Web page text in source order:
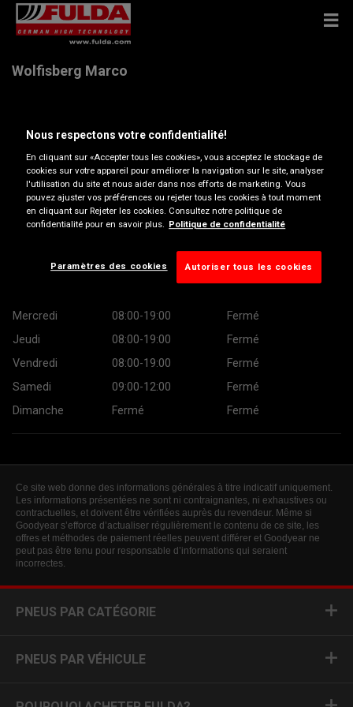
Wolfisberg Marco
Ouvrir directions
mirko.wolfisberg@wolfisa.ch
Montag 08:30-12:00
13:00-18:30
Mercredi
08:00-19:00
Fermé
Jeudi
08:00-19:00
Fermé
Vendredi
08:00-19:00
Fermé
Samedi
09:00-12:00
Fermé
Dimanche
Fermé Fermé
Ce site web donne des informations générales à titre indicatif uniquement.
Les informations présentées ne sont ni contraignantes, ni exhaustives ou
contractuelles, et doivent être vérifiées auprès du revendeur. Même si
Goodyear s’efforce d’actualiser régulièrement le contenu de ce site, les
offres et méthodes de paiement réelles peuvent différer et Goodyear ne
peut pas être tenu pour responsable d’informations qui seraient
incorrectes.
PNEUS PAR CATÉGORIE
PNEUS PAR VÉHICULE
Nous respectons votre confidentialité!
En cliquant sur «Accepter tous les cookies», vous acceptez le stockage de
cookies sur votre appareil pour améliorer la navigation sur le site, analyser
l'utilisation du site et nous aider dans nos efforts de marketing. Vous
pouvez ajuster vos préférences ou rejeter tous les cookies à tout moment
en cliquant sur Rejeter les cookies. Consultez notre politique de
confidentialité pour en savoir plus. Politique de confidentialité
Paramètres des cookies Autoriser tous les cookies